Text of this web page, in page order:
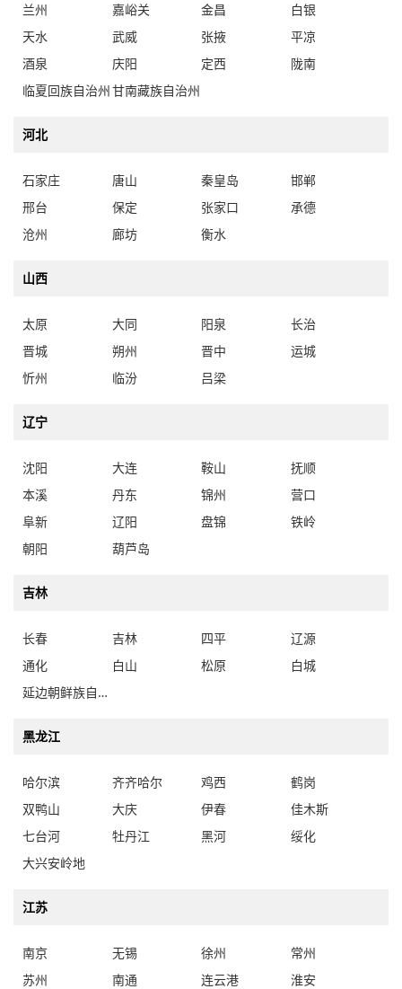
兰州 嘉峪关 金昌
白银
天水
武威 张掖
平凉
酒泉
庆阳 定西
陇南
临夏回族自治州甘南藏族自治州
河北
石家庄 唐山 秦皇岛
邯郸
邢台
保定 张家口
承德
沧州
廊坊 衡水
山西
太原 大同 阳泉
长治
晋城
朔州 晋中
运城
忻州
临汾 吕梁
辽宁
沈阳 大连 鞍山
抚顺
本溪
丹东 锦州
营口
阜新
辽阳 盘锦
铁岭
朝阳
葫芦岛
吉林
长春 吉林 四平
辽源
通化
白山 松原
白城
延边朝鲜族自治州
黑龙江
哈尔滨 齐齐哈尔 鸡西
鹤岗
双鸭山
大庆 伊春
佳木斯
七台河
牡丹江 黑河
绥化
大兴安岭地
江苏
南京 无锡 徐州
常州
苏州
南通 连云港 淮安